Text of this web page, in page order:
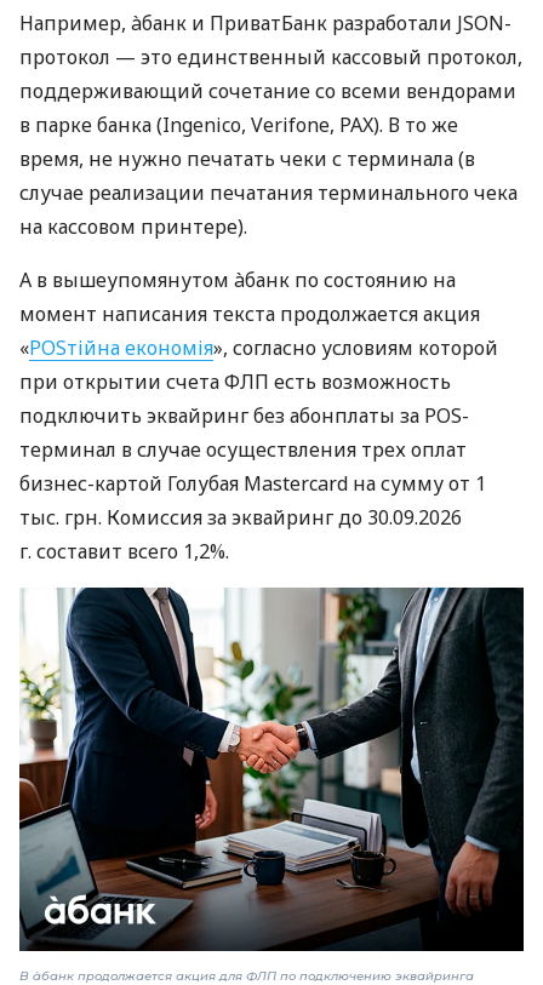
Например, àбанк и ПриватБанк разработали JSON-
протокол — это единственный кассовый протокол,
поддерживающий сочетание со всеми вендорами
в парке банка (Ingenico, Verifone, PAX). В то же
время, не нужно печатать чеки с терминала (в
случае реализации печатания терминального чека
на кассовом принтере).
А в вышеупомянутом àбанк по состоянию на
момент написания текста продолжается акция
«POSтійна економія», согласно условиям которой
при открытии счета ФЛП есть возможность
подключить эквайринг без абонплаты за POS-
терминал в случае осуществления трех оплат
бизнес-картой Голубая Mastercard на сумму от 1
тыс. грн. Комиссия за эквайринг до 30.09.2026
г. составит всего 1,2%.
В àбанк продолжается акция для ФЛП по подключению эквайринга